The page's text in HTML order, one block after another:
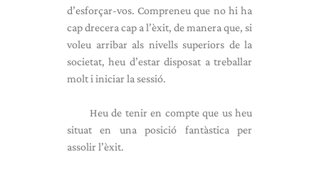
d’esforçar-vos. Compreneu que no hi ha
cap drecera cap a l’èxit, de manera que, si
voleu arribar als nivells superiors de la
societat, heu d’estar disposat a treballar
molt i iniciar la sessió.
Heu de tenir en compte que us heu
situat en una posició fantàstica per
assolir l’èxit.